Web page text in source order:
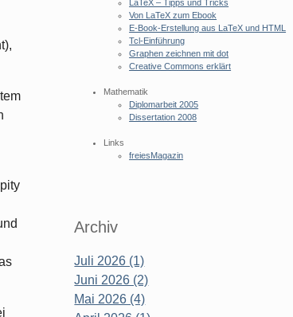
LaTeX – Tipps und Tricks
Von LaTeX zum Ebook
E-Book-Erstellung aus LaTeX und HTML
Tcl-Einführung
Graphen zeichnen mit dot
Creative Commons erklärt
Mathematik
Diplomarbeit 2005
Dissertation 2008
Links
freiesMagazin
Archiv
Juli 2026 (1)
Juni 2026 (2)
Mai 2026 (4)